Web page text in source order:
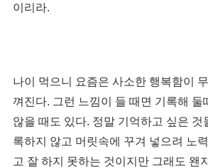
이리라.
나이 먹으니 요즘은 사소한 행복함이
껴진다. 그런 느낌이 들 때면 기록해 둘
않을 때도 있다. 정말 기억하고 싶은 것
록하지 않고 머릿속에 꾸겨 넣으려 노
고 잘 하지 못하는 것이지만 그래도 왠